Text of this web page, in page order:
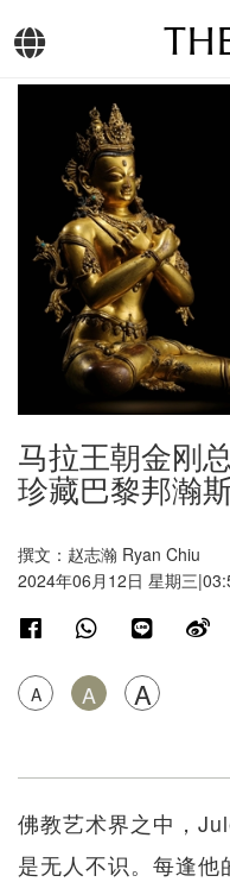
马拉王朝金刚
珍藏巴黎邦瀚
撰文：赵志瀚 Ryan Chiu
2024年06月12日 星期三
A A A
佛教艺术界之中，
是无人不识。每逢他